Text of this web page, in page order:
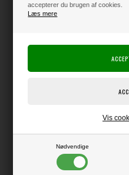
accepterer du brugen af cookies.
Læs mere
Nødvendige
Vis
Klik her for pris inkl. fragt
Varen er på lager
Pakke med 5 ark rigtig lækkert